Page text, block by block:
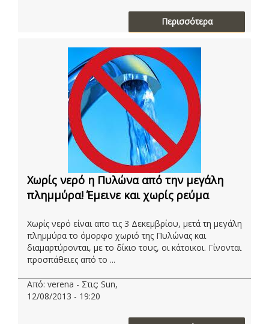
Περισσότερα
Χωρίς νερό η Πυλώνα από την μεγάλη
πλημμύρα! Έμεινε και χωρίς ρεύμα
Χωρίς νερό είναι απο τις 3 Δεκεμβρίου, μετά τη μεγάλη
πλημμύρα το όμορφο χωριό της Πυλώνας και
διαμαρτύρονται, με το δίκιο τους, οι κάτοικοι. Γίνονται
προσπάθειες από το ...
Από: verena - Στις: Sun,
12/08/2013 - 19:20